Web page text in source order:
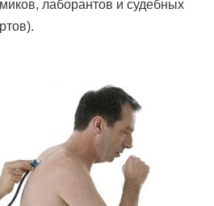
лаборантов и судебных